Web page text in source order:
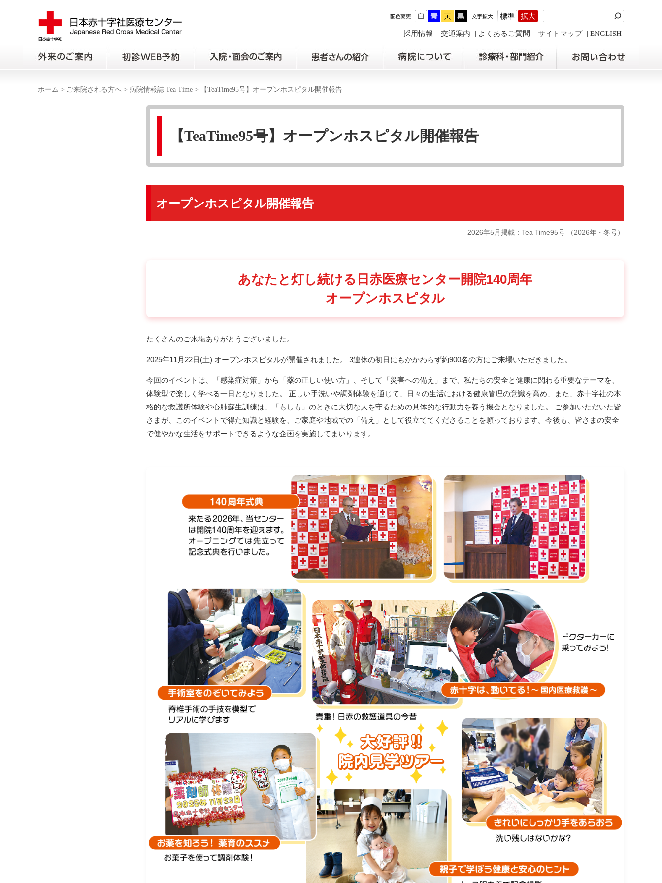
標準 拡大
採用情報 交通案内 よくあるご質問 サイトマップ ENGLISH
ホーム > ご来院される方へ > 病院情報誌 Tea Time > 【TeaTime95号】オープンホスピタル開催報告
【TeaTime95号】オープンホスピタル開催報告
オープンホスピタル開催報告
2026年5月掲載：Tea Time95号 （2026年・冬号）
あなたと灯し続ける日赤医療センター開院140周年
オープンホスピタル
たくさんのご来場ありがとうございました。
2025年11月22日(土) オープンホスピタルが開催されました。 3連休の初日にもかかわらず約900名の方にご来場いただきました。
今回のイベントは、「感染症対策」から「薬の正しい使い方」、そして「災害への備え」まで、私たちの安全と健康に関わる重要なテーマを、
体験型で楽しく学べる一日となりました。 正しい手洗いや調剤体験を通じて、日々の生活における健康管理の意識を高め、また、赤十字社の本
格的な救護所体験や心肺蘇生訓練は、「もしも」のときに大切な人を守るための具体的な行動力を養う機会となりました。 ご参加いただいた皆
さまが、このイベントで得た知識と経験を、ご家庭や地域での「備え」として役立ててくださることを願っております。今後も、皆さまの安全
で健やかな生活をサポートできるような企画を実施してまいります。